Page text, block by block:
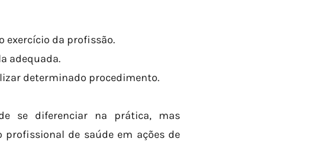
exercício da profissão.
adequada.
determinado procedimento.
se diferenciar na prática, mas
de saúde em ações de